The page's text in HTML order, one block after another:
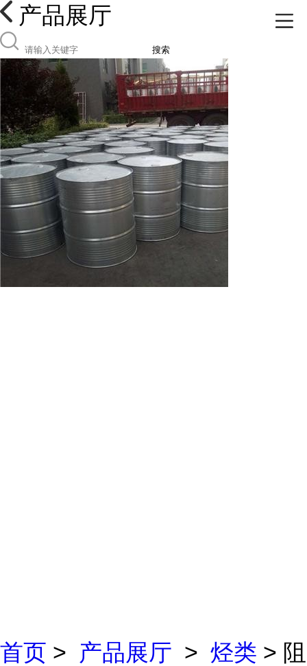
产品展厅
搜索
首页 > 产品展厅 > 烃类 > 阻